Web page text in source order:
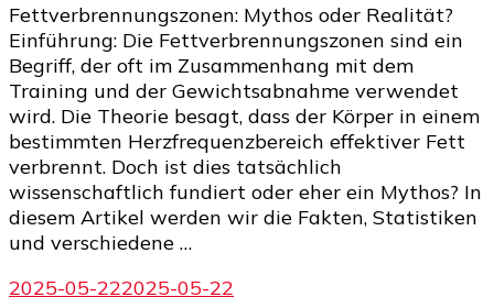
Fettverbrennungszonen: Mythos oder Realität?
Einführung: Die Fettverbrennungszonen sind ein
Begriff, der oft im Zusammenhang mit dem
Training und der Gewichtsabnahme verwendet
wird. Die Theorie besagt, dass der Körper in einem
bestimmten Herzfrequenzbereich effektiver Fett
verbrennt. Doch ist dies tatsächlich
wissenschaftlich fundiert oder eher ein Mythos? In
diesem Artikel werden wir die Fakten, Statistiken
und verschiedene …
2025-05-222025-05-22